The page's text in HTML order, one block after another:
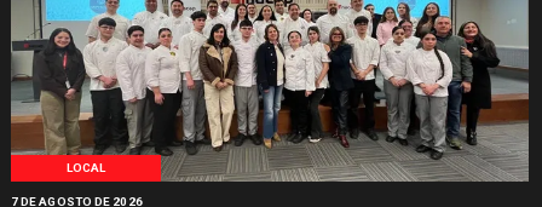
LOCAL
7 DE AGOSTO DE 2026